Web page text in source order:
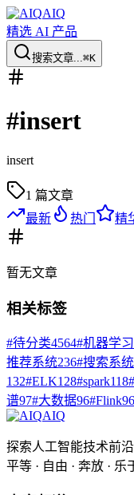
AIQ
精选 AI 产品
搜索文章...⌘K
#insert
insert
1 篇文章
最新
热门 精
暂无文章
相关标签
#待分类4564#机器学习
推荐系统236#搜索系统
132#ELK128#spark118#
谱97#大数据96#Flink96
AIQ
探索人工智能技术前沿
平等 · 自由 · 奔放 · 乐